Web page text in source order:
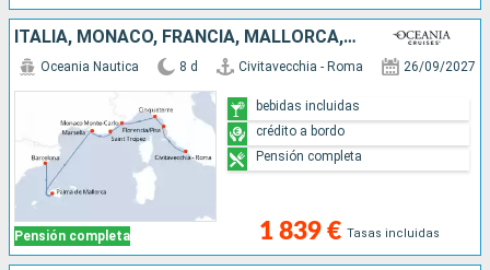
ITALIA, MONACO, FRANCIA, MALLORCA, ESPAÑA
Pensión completa
Oceania Nautica 8 d Civitavecchia - Roma 26/09/2027
1 839 € Tasas incluidas
bebidas incluidas
crédito a bordo
Pensión completa